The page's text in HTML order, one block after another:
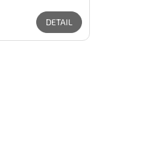
DETAIL